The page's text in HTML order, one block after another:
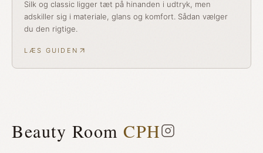
Silk og classic ligger tæt på hinanden i udtryk, men
adskiller sig i materiale, glans og komfort. Sådan vælger
du den rigtige.
LÆS GUIDEN
Beauty Room CPH